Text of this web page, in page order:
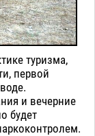
туризма,
первой
и вечерние
будет